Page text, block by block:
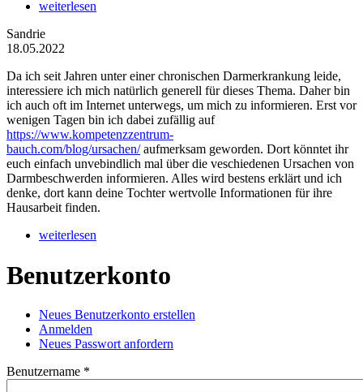
weiterlesen
Sandrie
18.05.2022
Da ich seit Jahren unter einer chronischen Darmerkrankung leide,
interessiere ich mich natürlich generell für dieses Thema. Daher bin
ich auch oft im Internet unterwegs, um mich zu informieren. Erst vor
wenigen Tagen bin ich dabei zufällig auf
https://www.kompetenzzentrum-
bauch.com/blog/ursachen/aufmerksam geworden. Dort könntet ihr
euch einfach unvebindlich mal über die veschiedenen Ursachen von
Darmbeschwerden informieren. Alles wird bestens erklärt und ich
denke, dort kann deine Tochter wertvolle Informationen für ihre
Hausarbeit finden.
weiterlesen
Benutzerkonto
Haupt-Reiter
Neues Benutzerkonto erstellen
Anmelden
Neues Passwort anfordern
Benutzername *